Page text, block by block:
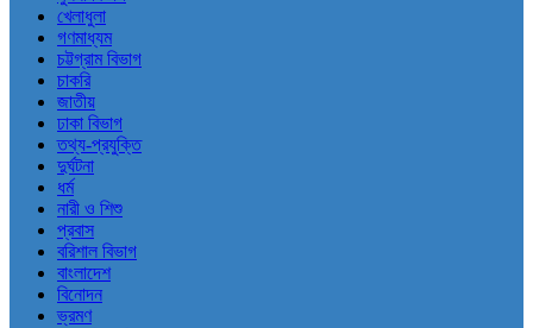
খেলাধুলা
গণমাধ্যম
চট্টগ্রাম বিভাগ
চাকরি
জাতীয়
ঢাকা বিভাগ
তথ্য-প্রযুক্তি
দুর্ঘটনা
ধর্ম
নারী ও শিশু
প্রবাস
বরিশাল বিভাগ
বাংলাদেশ
বিনোদন
ভ্রমণ